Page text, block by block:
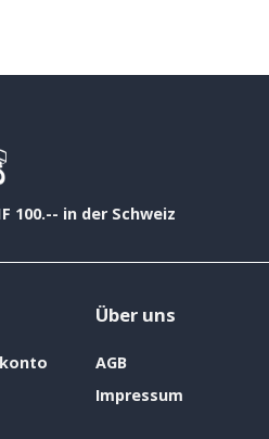
100.-- in der Schweiz
Über uns
AGB
Impressum